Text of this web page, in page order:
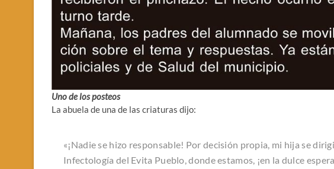
Uno de los posteos
La abuela de una de las criaturas dijo:
«¡Nadie se hizo responsable! Por decisión propia, mi hija se
Infectología del Evita Pueblo, donde estamos, ¡en la dulce